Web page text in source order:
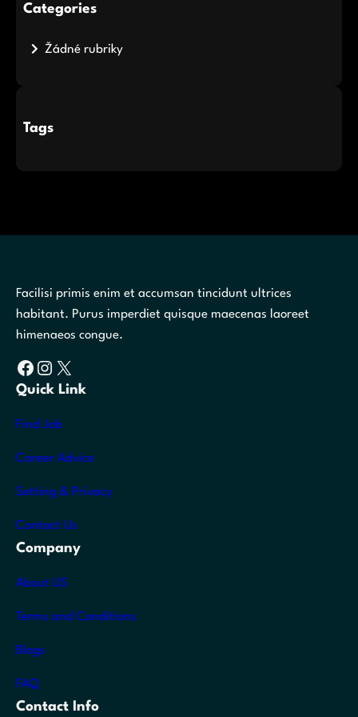
Categories
Žádné rubriky
Tags
Facilisi primis enim et accumsan tincidunt ultrices
habitant. Purus imperdiet quisque maecenas laoreet
himenaeos congue.
Facebook Instagram X
Quick Link
Find Job
Career Advice
Setting & Privacy
Contact Us
Company
About US
Terms and Conditions
Blogs
FAQ
Contact Info